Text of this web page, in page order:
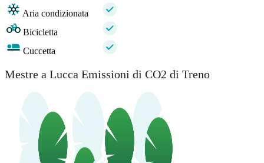
Aria condizionata
Bicicletta
Cuccetta
Mestre a Lucca Emissioni di CO2 di Treno